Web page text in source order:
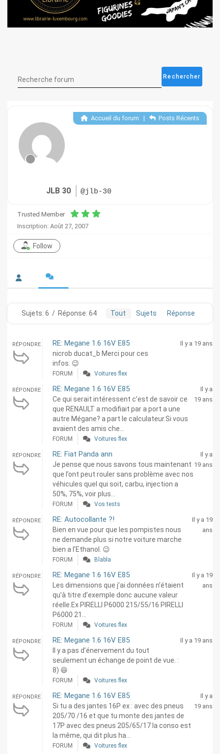
JLB 30 @jlb-30
Accueil du forum | Posts Récents
Trusted Member
Inscription: Août 27, 2007
Follow
Sujets: 6 / Réponse: 64 Tout Sujets Réponse
RÉPONDRE RE: Megane 1.6 16V E85
nicrob ducat_b Merci pour ces
infos. 😉
Il y a 19 ans
FORUM Voitures flex
RÉPONDRE RE: Megane 1.6 16V E85
Ce qui serait intéressent c’est de savoir ce
que RENAULT a modifiait par a port a une
autre Mégane? a part le calculateur.Si vous
avaient des amis che...
Il y a
19 ans
FORUM Voitures flex
RÉPONDRE RE: Fiat Panda ann
Je pense que nous savons tous maintenant
que l’ont peut rouler sans problème avec nos
véhicules quel qui soit, carbu, injection a
50%, 75%, voir plus...
Il y a
19 ans
FORUM Vos tests
RÉPONDRE RE: Autocollante ?!
Bien en vue pour que les pompistes nous
ne demande plus si notre voiture marche
bien a l’Ethanol. 😉
Il y a 19
ans
FORUM Blabla
RÉPONDRE RE: Megane 1.6 16V E85
Les dimensions que j’ai données n’étaient
qu’à titre d’exemple donc aucune valeur
réelle.Ex PIRELLI P6000 215/55/16 PIRELLI
P6000 21...
Il y a 19
ans
FORUM Voitures flex
RÉPONDRE RE: Megane 1.6 16V E85
Il y a pas d’énervement du tout
seulement un échange de point de vue. :
8) 😆
Il y a 19 ans
FORUM Voitures flex
RÉPONDRE RE: Megane 1.6 16V E85
Si tu a des jantes 16P ex : avec des pneus
205/70 /16 et que tu monte des jantes de
17P avec des pneus 205/65/17 la conso est
la même, qui dit plus ha...
Il y a
19 ans
FORUM Voitures flex